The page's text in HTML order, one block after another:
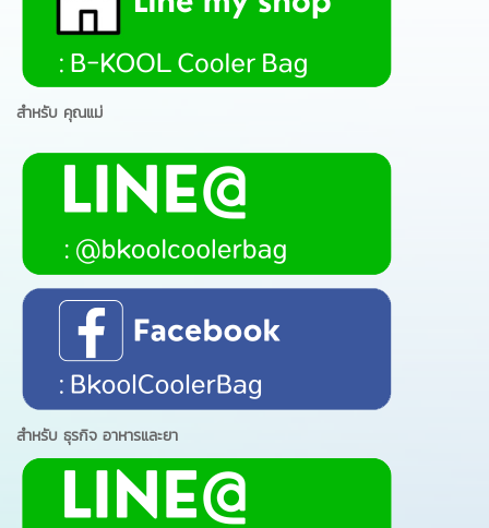
สำหรับ คุณแม่
สำหรับ ธุรกิจ อาหารและยา